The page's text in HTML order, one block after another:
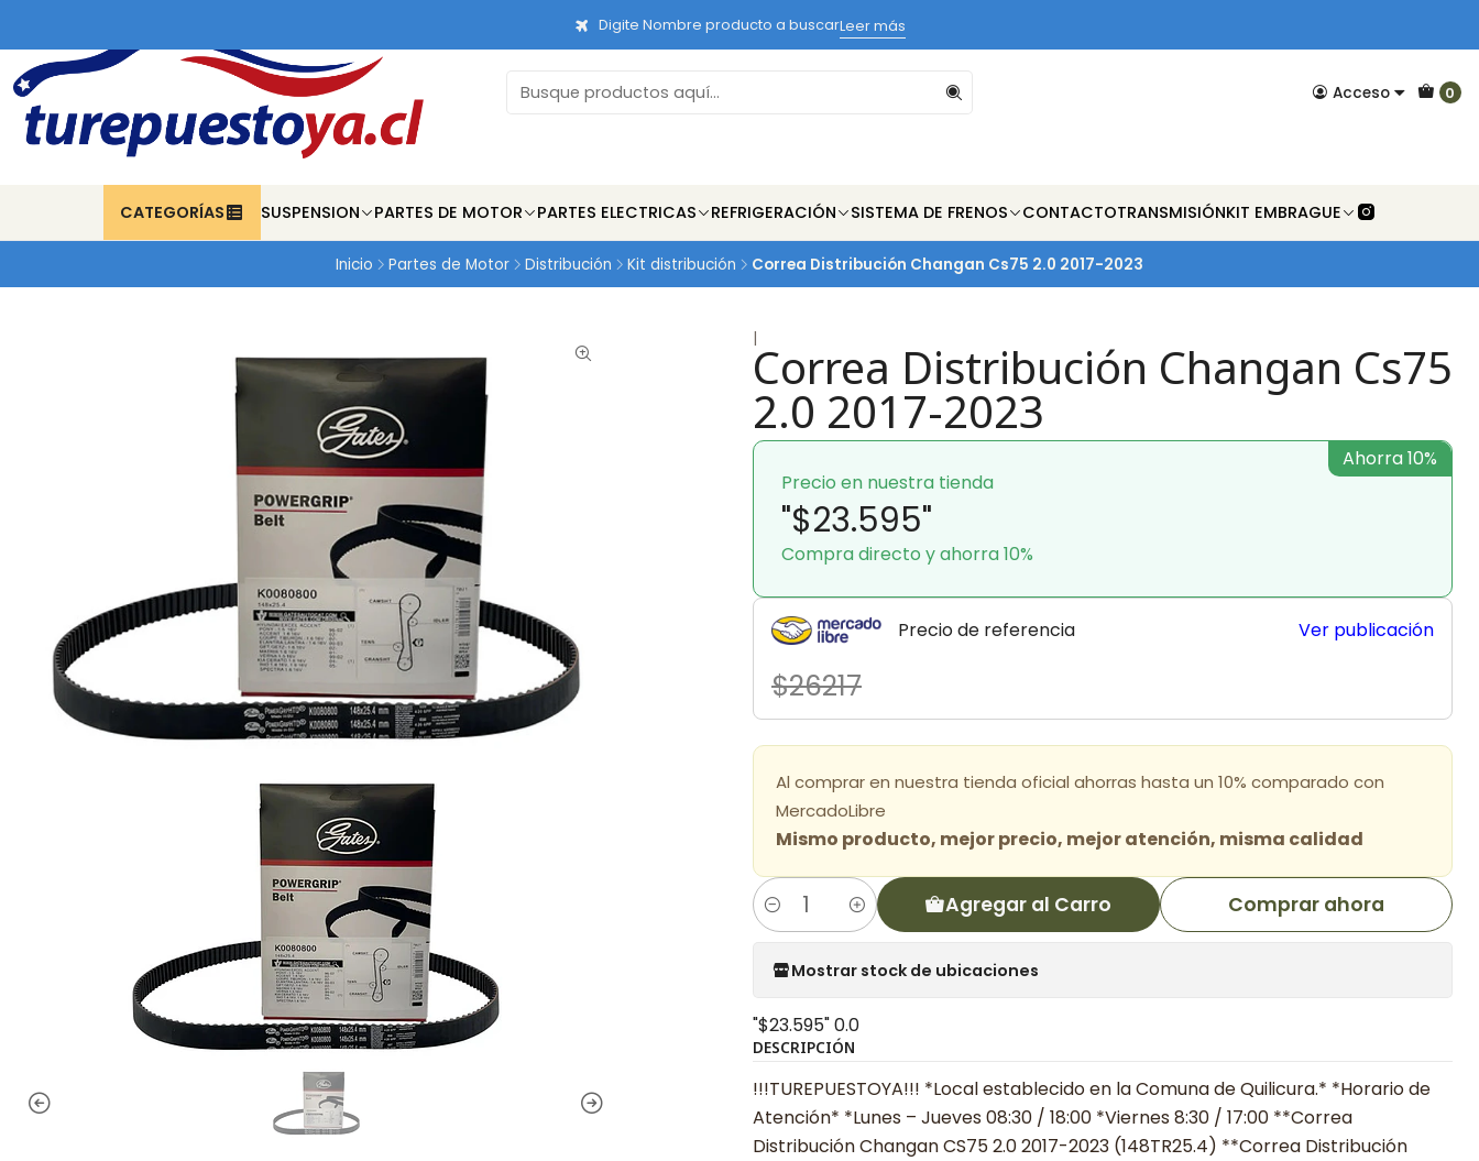
Acceso 0
CATEGORÍAS SUSPENSION PARTES DE MOTOR PARTES ELECTRICAS REFRIGERACIÓN SISTEMA DE FRENOS CONTACTOTRANSMISIÓNKIT EMBRAGUE
Digite Nombre producto a buscarLeer más
Inicio Partes de Motor Distribución Kit distribución Correa Distribución Changan Cs75 2.0 2017-2023
|Correa Distribución Changan Cs75
2.0 2017-2023
Precio en nuestra tienda
"$23.595"
Compra directo y ahorra 10%
Ahorra 10%
Precio de referencia
$26217
Ver publicación
Al comprar en nuestra tienda oficial ahorras hasta un 10% comparado con
MercadoLibre
Mismo producto, mejor precio, mejor atención, misma calidad
Cantidad Agregar al Carro Comprar ahora
Mostrar stock de ubicaciones
"$23.595"0.0
DESCRIPCIÓN
!!!TUREPUESTOYA!!! *Local establecido en la Comuna de Quilicura.* *Horario de
Atención* *Lunes – Jueves 08:30 / 18:00 *Viernes 8:30 / 17:00 **Correa
Distribución Changan CS75 2.0 2017-2023 (148TR25.4) **Correa Distribución